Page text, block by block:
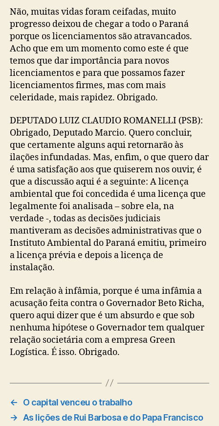
Não, muitas vidas foram ceifadas, muito
progresso deixou de chegar a todo o Paraná
porque os licenciamentos são atravancados.
Acho que em um momento como este é que
temos que dar importância para novos
licenciamentos e para que possamos fazer
licenciamentos firmes, mas com mais
celeridade, mais rapidez. Obrigado.
DEPUTADO LUIZ CLAUDIO ROMANELLI (PSB):
Obrigado, Deputado Marcio. Quero concluir,
que certamente alguns aqui retornarão às
ilações infundadas. Mas, enfim, o que quero dar
é uma satisfação aos que quiserem nos ouvir, é
que a discussão aqui é a seguinte: A licença
ambiental que foi concedida é uma licença que
legalmente foi analisada – sobre ela, na
verdade -, todas as decisões judiciais
mantiveram as decisões administrativas que o
Instituto Ambiental do Paraná emitiu, primeiro
a licença prévia e depois a licença de
instalação.
Em relação à infâmia, porque é uma infâmia a
acusação feita contra o Governador Beto Richa,
quero aqui dizer que é um absurdo e que sob
nenhuma hipótese o Governador tem qualquer
relação societária com a empresa Green
Logística. É isso. Obrigado.
←
O capital venceu o trabalho
→
As lições de Rui Barbosa e do Papa Francisco